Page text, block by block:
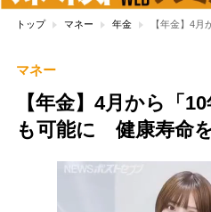
トップ マネー 年金 【年金】4
マネー
【年金】4月から「
も可能に 健康寿命